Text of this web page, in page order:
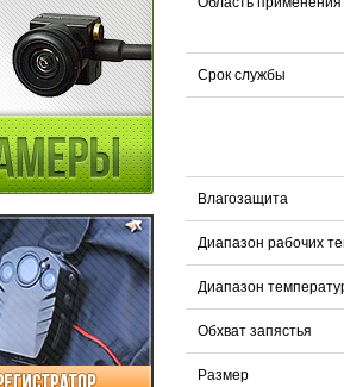
Срок службы
Влагозащита
Диапазон рабочих
Диапазон
Обхват запястья
Размер